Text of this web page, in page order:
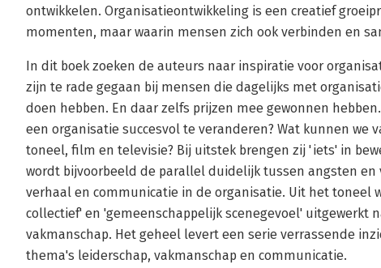
ontwikkelen. Organisatieontwikkeling is een creatief
momenten, maar waarin mensen zich ook verbinden en
In dit boek zoeken de auteurs naar inspiratie voor
zijn te rade gegaan bij mensen die dagelijks met
doen hebben. En daar zelfs prijzen mee gewonnen
een organisatie succesvol te veranderen? Wat kunnen we
toneel, film en televisie? Bij uitstek brengen zij 'iets' in
wordt bijvoorbeeld de parallel duidelijk tussen angsten en
verhaal en communicatie in de organisatie. Uit het toneel
collectief' en 'gemeenschappelijk scenegevoel' uitgewerkt
vakmanschap. Het geheel levert een serie verrassende
thema's leiderschap, vakmanschap en communicatie.